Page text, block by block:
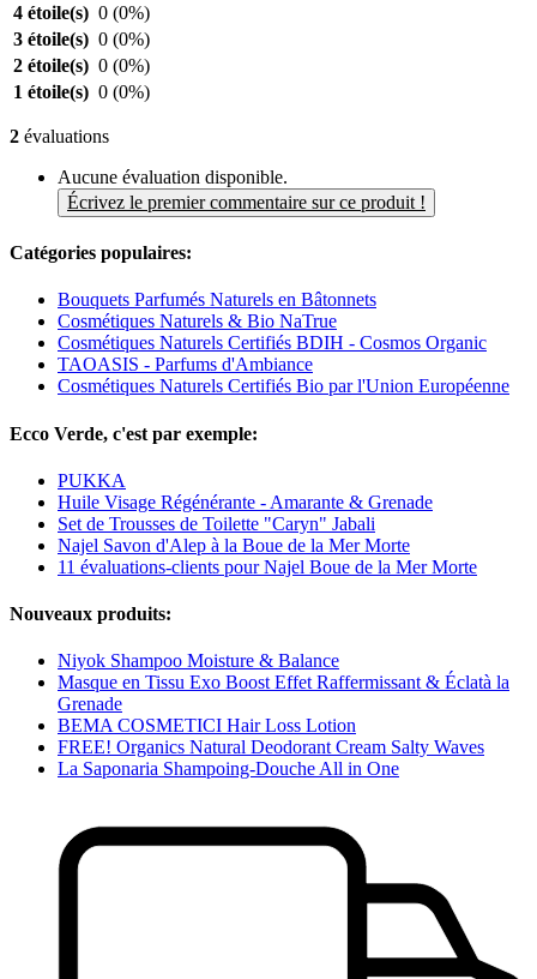
4 étoile(s) 0 (0%)
3 étoile(s) 0 (0%)
2 étoile(s) 0 (0%)
1 étoile(s) 0 (0%)
2 évaluations
Aucune évaluation disponible.
Écrivez le premier commentaire sur ce produit !
Catégories populaires:
Bouquets Parfumés Naturels en Bâtonnets
Cosmétiques Naturels & Bio NaTrue
Cosmétiques Naturels Certifiés BDIH - Cosmos Organic
TAOASIS - Parfums d'Ambiance
Cosmétiques Naturels Certifiés Bio par l'Union Européenne
Ecco Verde, c'est par exemple:
PUKKA
Huile Visage Régénérante - Amarante & Grenade
Set de Trousses de Toilette "Caryn" Jabali
Najel Savon d'Alep à la Boue de la Mer Morte
11 évaluations-clients pour Najel Boue de la Mer Morte
Nouveaux produits:
Niyok Shampoo Moisture & Balance
Masque en Tissu Exo Boost Effet Raffermissant & Éclatà la
Grenade
BEMA COSMETICI Hair Loss Lotion
FREE! Organics Natural Deodorant Cream Salty Waves
La Saponaria Shampoing-Douche All in One